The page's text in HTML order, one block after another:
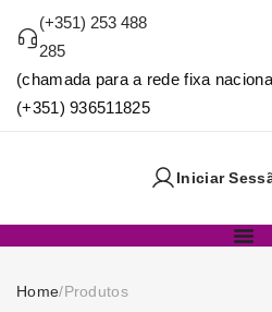
(+351) 253 488
285
(chamada para a rede fixa
(+351) 936511825
Iniciar
Home/Produtos